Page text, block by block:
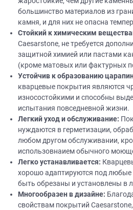
большинство материалов из
камня, и для них не опасна
Стойкий к химическим
Caesarstone, не требуется
защитной химией или пастами
(кроме матовых или фактурных
Устойчив к образованию
кварцевые покрытия являются
износостойкими и способны
испытания повседневной жизни.
Легкий уход и обслуживание:
нуждаются в герметизации,
любом другом обслуживании,
использовнаием обычного
Легко устанавливается:
хорошо адаптируются под
быть обрезаны и установлены в
Многообразен вдизайне:
свойствам покрытий